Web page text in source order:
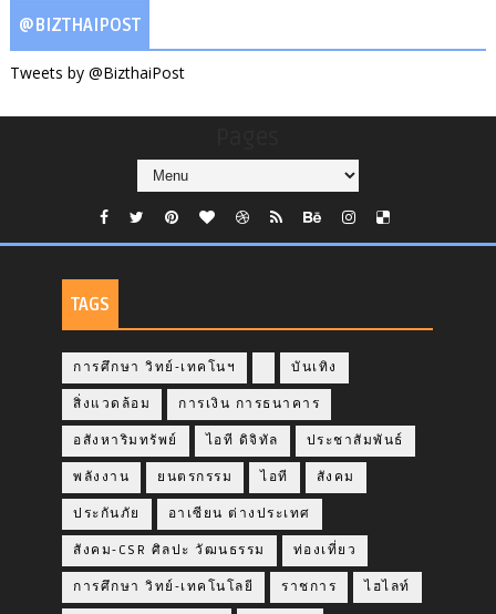
@BIZTHAIPOST
Tweets by @BizthaiPost
TAGS
การศึกษา วิทย์-เทคโนฯ บันเทิง
สิ่งแวดล้อม การเงิน การธนาคาร
อสังหาริมทรัพย์ ไอที ดิจิทัล ประชาสัมพันธ์
พลังงาน ยนตรกรรม ไอที สังคม
ประกันภัย อาเซียน ต่างประเทศ
สังคม-CSR ศิลปะ วัฒนธรรม ท่องเที่ยว
การศึกษา วิทย์-เทคโนโลยี ราชการ ไฮไลท์